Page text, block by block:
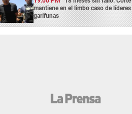
mantiene en el limbo caso de líderes
garífunas